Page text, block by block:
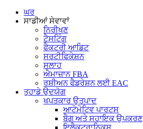
ਘਰ
ਸਾਡੀਆਂ ਸੇਵਾਵਾਂ
ਨਿਰੀਖਣ
ਟੈਸਟਿੰਗ
ਫੈਕਟਰੀ ਆਡਿਟ
ਸਰਟੀਫਿਕੇਸ਼ਨ
ਸਲਾਹ
ਐਮਾਜ਼ਾਨ FBA
ਰਸ਼ੀਅਨ ਫੈਡਰੇਸ਼ਨ ਲਈ EAC
ਤੁਹਾਡੇ ਉਦਯੋਗ
ਖਪਤਕਾਰ ਉਤਪਾਦ
ਆਟੋਮੋਟਿਵ ਪਾਰਟਸ
ਬੈਗ ਅਤੇ ਸਹਾਇਕ ਉਪਕਰਣ
ਇਲੈਕਟ੍ਰਾਨਿਕਸ